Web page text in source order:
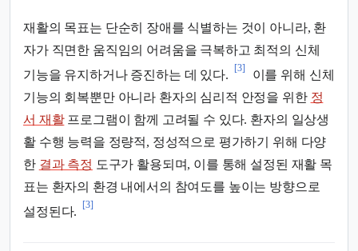
재활의 목표는 단순히 장애를 식별하는 것이 아니라, 환
자가 직면한 움직임의 어려움을 극복하고 최적의 신체
기능을 유지하거나 증진하는 데 있다.
[3]
이를 위해 신체
기능의 회복뿐만 아니라 환자의 심리적 안정을 위한 정
서 재활프로그램이 함께 고려될 수 있다. 환자의 일상생
활 수행 능력을 정량적, 정성적으로 평가하기 위해 다양
한 결과 측정 도구가 활용되며, 이를 통해 설정된 재활 목
표는 환자의 환경 내에서의 참여도를 높이는 방향으로
설정된다.
[3]